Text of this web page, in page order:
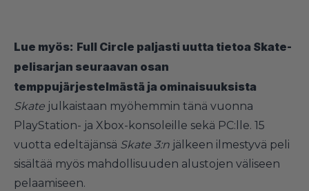
Lue myös: Full Circle paljasti uutta tietoa Skate-
pelisarjan seuraavan osan
temppujärjestelmästä ja ominaisuuksista
Skate julkaistaan myöhemmin tänä vuonna
PlayStation- ja Xbox-konsoleille sekä PC:lle. 15
vuotta edeltäjänsä Skate 3:n jälkeen ilmestyvä peli
sisältää myös mahdollisuuden alustojen väliseen
pelaamiseen.